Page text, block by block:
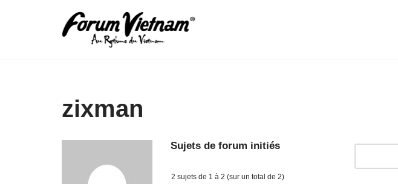
zixman
Sujets de forum initiés
2 sujets de 1 à 2 (sur un total de 2)